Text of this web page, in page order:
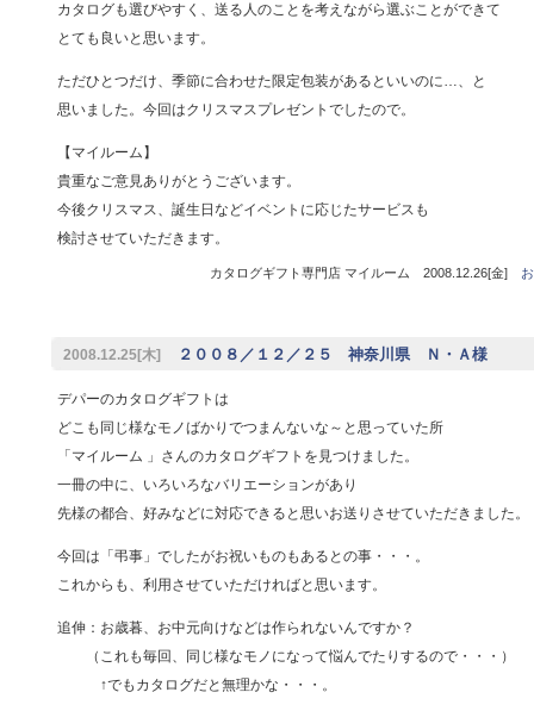
カタログも選びやすく、送る人のことを考えながら選ぶことができて
とても良いと思います。
ただひとつだけ、季節に合わせた限定包装があるといいのに…、と
思いました。今回はクリスマスプレゼントでしたので。
【マイルーム】
貴重なご意見ありがとうございます。
今後クリスマス、誕生日などイベントに応じたサービスも
検討させていただきます。
カタログギフト専門店 マイルーム 2008.12.26[金]
2008.12.25[木] ２００８／１２／２５ 神奈川県 Ｎ・Ａ様
デパーのカタログギフトは
どこも同じ様なモノばかりでつまんないな～と思っていた所
「マイルーム 」さんのカタログギフトを見つけました。
一冊の中に、いろいろなバリエーションがあり
先様の都合、好みなどに対応できると思いお送りさせていただきました。
今回は「弔事」でしたがお祝いものもあるとの事・・・。
これからも、利用させていただければと思います。
追伸：お歳暮、お中元向けなどは作られないんですか？
（これも毎回、同じ様なモノになって悩んでたりするので・・・）
↑でもカタログだと無理かな・・・。